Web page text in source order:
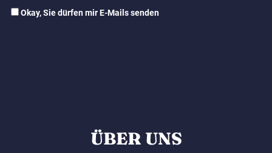
Okay, Sie dürfen mir E-Mails senden
ÜBER UNS